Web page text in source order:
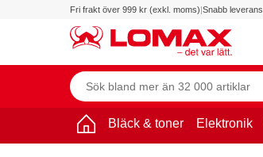
Fri frakt över 999 kr (exkl. moms)|Snabb leverans
Bläck & toner Elektronik